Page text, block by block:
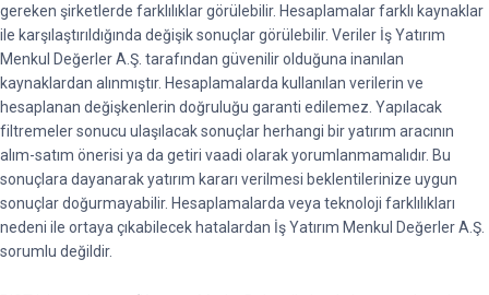
gereken şirketlerde farklılıklar görülebilir. Hesaplamalar farklı kaynaklar
ile karşılaştırıldığında değişik sonuçlar görülebilir. Veriler İş Yatırım
Menkul Değerler A.Ş. tarafından güvenilir olduğuna inanılan
kaynaklardan alınmıştır. Hesaplamalarda kullanılan verilerin ve
hesaplanan değişkenlerin doğruluğu garanti edilemez. Yapılacak
filtremeler sonucu ulaşılacak sonuçlar herhangi bir yatırım aracının
alım-satım önerisi ya da getiri vaadi olarak yorumlanmamalıdır. Bu
sonuçlara dayanarak yatırım kararı verilmesi beklentilerinize uygun
sonuçlar doğurmayabilir. Hesaplamalarda veya teknoloji farklılıkları
nedeni ile ortaya çıkabilecek hatalardan İş Yatırım Menkul Değerler A.Ş.
sorumlu değildir.